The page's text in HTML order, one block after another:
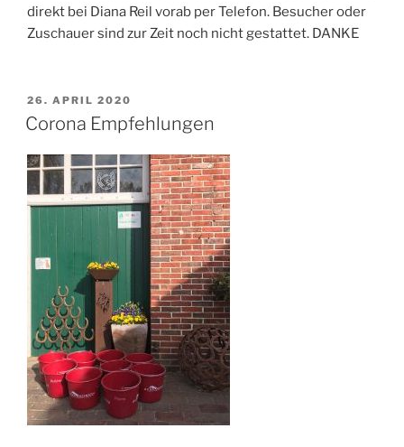
direkt bei Diana Reil vorab per Telefon. Besucher oder
Zuschauer sind zur Zeit noch nicht gestattet. DANKE
VERÖFFENTLICHT
AM
26. APRIL 2020
Corona Empfehlungen